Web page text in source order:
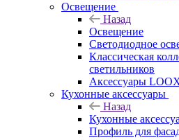
Освещение
Назад
Освещение
Светодиодное
Классическая
светильников
Аксессуары
Кухонные аксессуары
Назад
Кухонные
Профиль для